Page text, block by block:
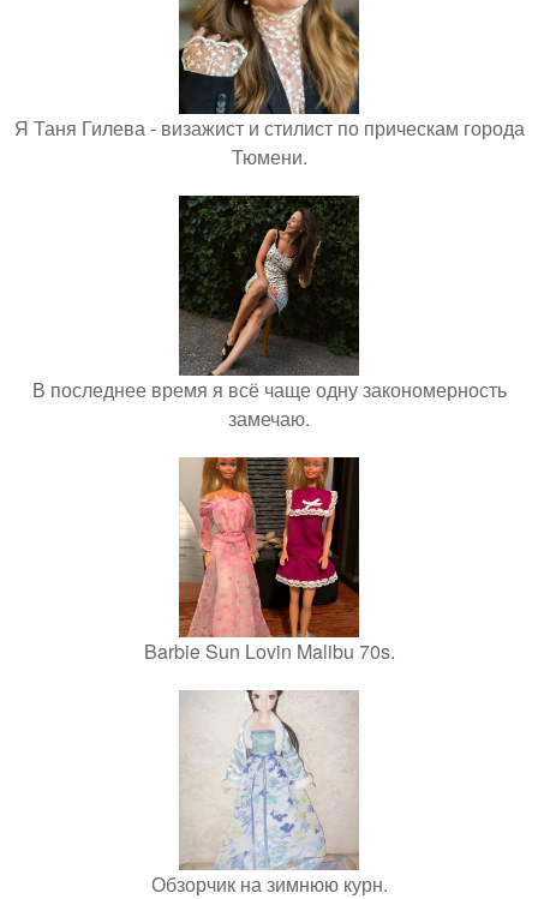
Я Таня Гилева - визажист и стилист по прическам города
Тюмени.
В последнее время я всё чаще одну закономерность
замечаю.
Barbie Sun Lovin Malibu 70s.
Обзорчик на зимнюю курн.